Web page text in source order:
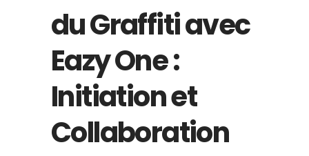
du Graffiti avec
Eazy One :
Initiation et
Collaboration